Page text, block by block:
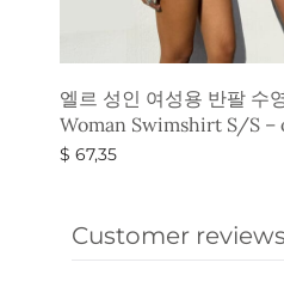
엘르 성인 여성용 반팔 수
Woman Swimshirt S/S –
$ 67,35
Customer reviews